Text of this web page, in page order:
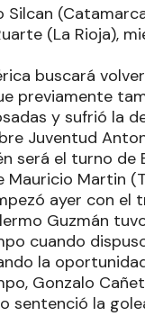
Silcan
(La Rioja),
buscará
previamente
y sufrió la
Juventud
será el turno de
Mauricio Martin
ayer con el
Guzmán
cuando
la
Gonzalo
sentenció la